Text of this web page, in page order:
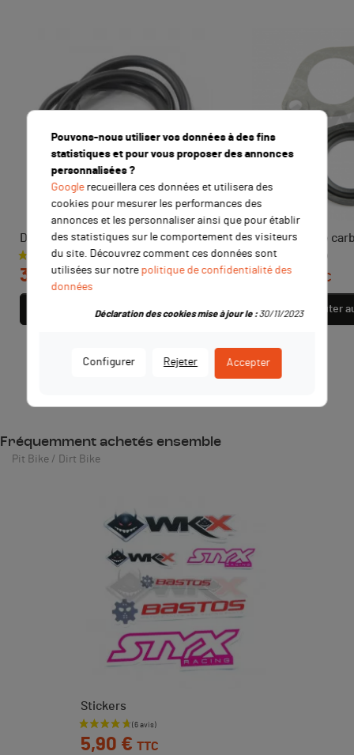
Durite essence NOIR 100 cm
Prix
3,90 € TTC
Ajouter au panier
Kit joints pipe
Prix
4,90 € TTC
Ajouter
Fréquemment achetés ensemble
Pit Bike / Dirt Bike
Stickers
Prix
5,90 € TTC
Pouvons-nous utiliser vos données à des fins
statistiques et pour vous proposer des annonces
personnalisées ?
Googlerecueillera ces données et utilisera des
cookies pour mesurer les performances des
annonces et les personnaliser ainsi que pour établir
des statistiques sur le comportement des visiteurs
du site. Découvrez comment ces données sont
utilisées sur notre politique de confidentialité des
données
Configurer Rejeter Accepter
Déclaration des cookies mise à jour le :30/11/2023